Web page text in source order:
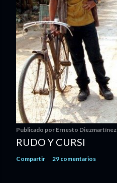
Publicado por Ernesto Diezmartínez
RUDO Y CURSI
Compartir 29 comentarios